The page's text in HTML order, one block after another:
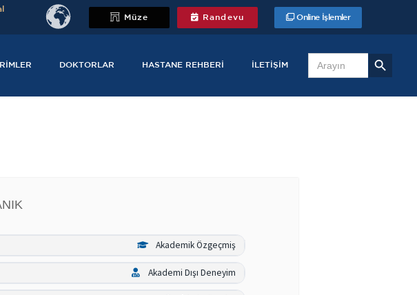
Müze Randevu Online İşlemler
DOKTORLAR HASTANE REHBERI İLETIŞIM
Search
for:
Search Button
Akademik Özgeçmiş
Akademi Dışı Deneyim